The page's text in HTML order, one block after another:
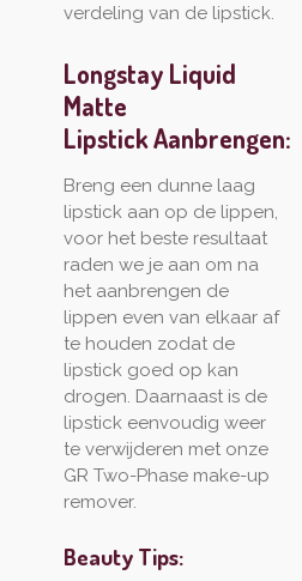
verdeling van de lipstick.
Longstay Liquid
Matte
Lipstick Aanbrengen:
Breng een dunne laag
lipstick aan op de lippen,
voor het beste resultaat
raden we je aan om na
het aanbrengen de
lippen even van elkaar af
te houden zodat de
lipstick goed op kan
drogen. Daarnaast is de
lipstick eenvoudig weer
te verwijderen met onze
GR Two-Phase make-up
remover.
Beauty Tips: